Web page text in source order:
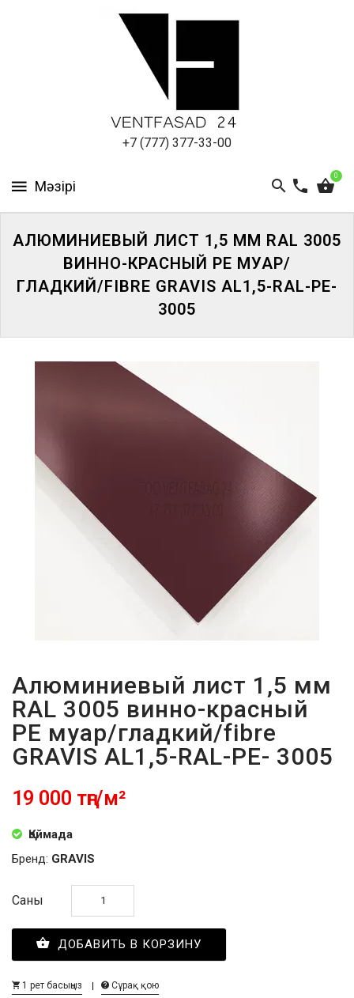
+7 (777) 377-33-00
0
ПАНЕЛИ
АЛЮМИНИЕВЫЙ ЛИСТ 1,5 ММ RAL 3005
ВИННО-КРАСНЫЙ PE МУАР/
ГЛАДКИЙ/FIBRE GRAVIS AL1,5-RAL-PE-
3005
Алюминиевый лист 1,5 мм
RAL 3005 винно-красный
PE муар/гладкий/fibre
GRAVIS AL1,5-RAL-PE- 3005
19 000 тңг/м²
Қоймада
Бренд: GRAVIS
Саны
ДОБАВИТЬ В КОРЗИНУ
1 рет басыңыз Сұрақ қою